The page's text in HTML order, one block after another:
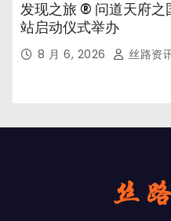
发现之旅 ® 问道天府
站启动仪式举办
8 月 6, 2026 丝路资